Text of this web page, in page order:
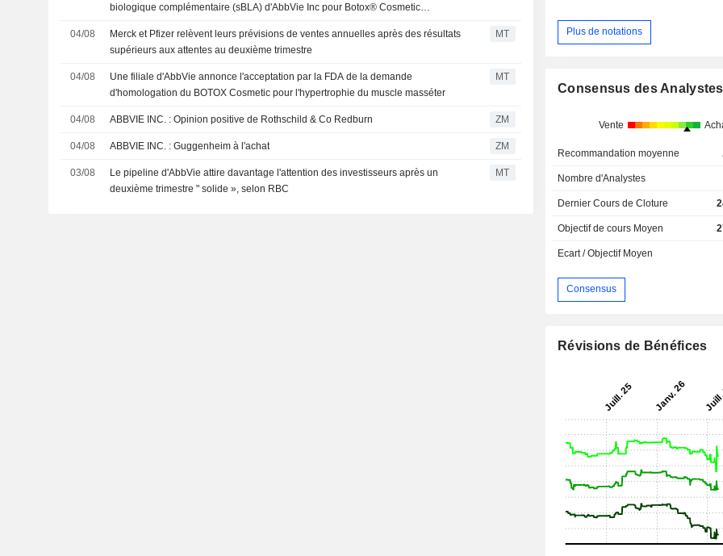
biologique complémentaire (sBLA) d'AbbVie Inc pour Botox® Cosmetic
04/08
Merck et Pfizer relèvent leurs prévisions de ventes annuelles après des résultats
supérieurs aux attentes au deuxième trimestre
MT
04/08
Une filiale d'AbbVie annonce l'acceptation par la FDA de la demande
d'homologation du BOTOX Cosmetic pour l'hypertrophie du muscle masséter
MT
04/08 ABBVIE INC. : Opinion positive de Rothschild & Co Redburn ZM
04/08 ABBVIE INC. : Guggenheim à l'achat ZM
03/08
Le pipeline d'AbbVie attire davantage l'attention des investisseurs après un
deuxième trimestre " solide », selon RBC
MT
Plus de notations
Consensus des Analystes
Vente
Recommandation moyenne
Nombre d'Analystes
Dernier Cours de Cloture
Objectif de cours Moyen
Ecart / Objectif Moyen
Consensus
Révisions de Bénéfices